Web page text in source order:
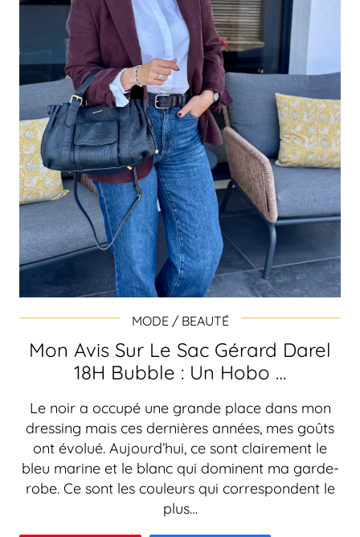
MODE / BEAUTÉ
Mon Avis Sur Le Sac Gérard Darel
18H Bubble : Un Hobo …
Le noir a occupé une grande place dans mon
dressing mais ces dernières années, mes goûts
ont évolué. Aujourd’hui, ce sont clairement le
bleu marine et le blanc qui dominent ma garde-
robe. Ce sont les couleurs qui correspondent le
plus…